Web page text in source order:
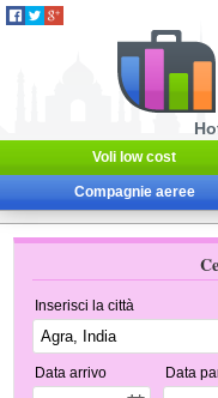
Voli low cost
Compagnie aeree
Inserisci la città
Data arrivo Data